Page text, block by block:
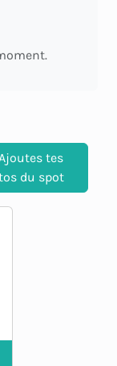
tes
du spot